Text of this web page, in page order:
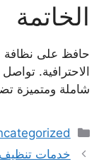
الخاتمة
حافظ على نظافة
الاحترافية.
شاملة ومتميزة
التصنيفات
خدمات تنظيف